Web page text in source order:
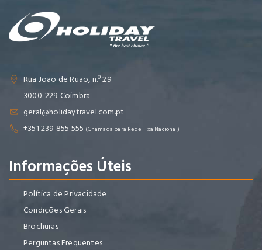
Rua João de Ruão, n.º 29
3000-229 Coimbra
geral@holidaytravel.com.pt
+351 239 855 555 (Chamada para Rede Fixa Nacional)
Informações Úteis
Política de Privacidade
Condições Gerais
Brochuras
Perguntas Frequentes